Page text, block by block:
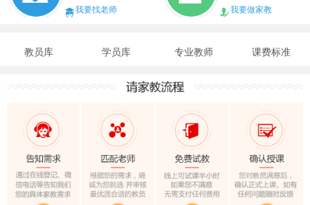
我市2026年春季学期学生资助申请开始
致全省中小学生家长的一封信
2025年12月江苏教育考试月历
最新！教育部等5部门发布20条举措
​2025年11月江苏教育考试月历
5个新突破！国新办发布会介绍“十四五”时期加快建设教育强
我要找老师
我要做家教
教员库 学员库 专业教师 课费标准